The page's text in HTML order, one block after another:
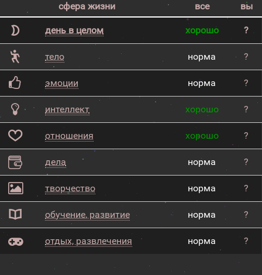
сфера жизни все вы
день в целом хорошо ?
тело норма ?
эмоции норма ?
интеллект хорошо ?
отношения хорошо ?
дела норма ?
творчество норма ?
обучение, развитие норма ?
отдых, развлечения норма ?